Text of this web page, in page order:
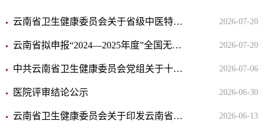
云南省卫生健康委员会关于省级中医特色专科建设项目验收结果的公示 2026-07-20
云南省拟申报“2024—2025年度”全国无偿献血表彰奖励名单预公示 2026-07-20
中共云南省卫生健康委员会党组关于十一届云南省委第十轮巡视整改进展情况的通报 2026-07-06
医院评审结论公示 2026-06-30
云南省卫生健康委员会关于印发云南省无偿献血者“五优三免两关爱”十项服务实事的通知 2026-06-13